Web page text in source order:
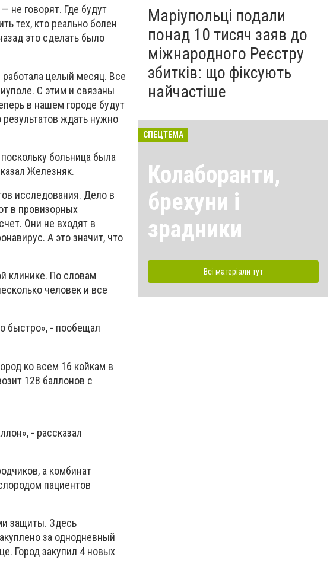
не говорят. Где будут
тех, кто реально болен
это сделать было
работала целый месяц. Все
С этим и связаны
в нашем городе будут
ждать нужно
больница была
Железняк.
исследования. Дело в
в провизорных
Они не входят в
А это значит, что
клинике. По словам
человек и все
быстро», - пообещал
ко всем 16 койкам в
128 баллонов с
- рассказал
а комбинат
пациентов
защиты. Здесь
за однодневный
Город закупил 4 новых
Маріупольці подали
понад 10 тисяч заяв до
міжнародного Реєстру
збитків: що фіксують
найчастіше
СПЕЦТЕМА
Колаборанти,
брехуни і
зрадники
Всі матеріали тут